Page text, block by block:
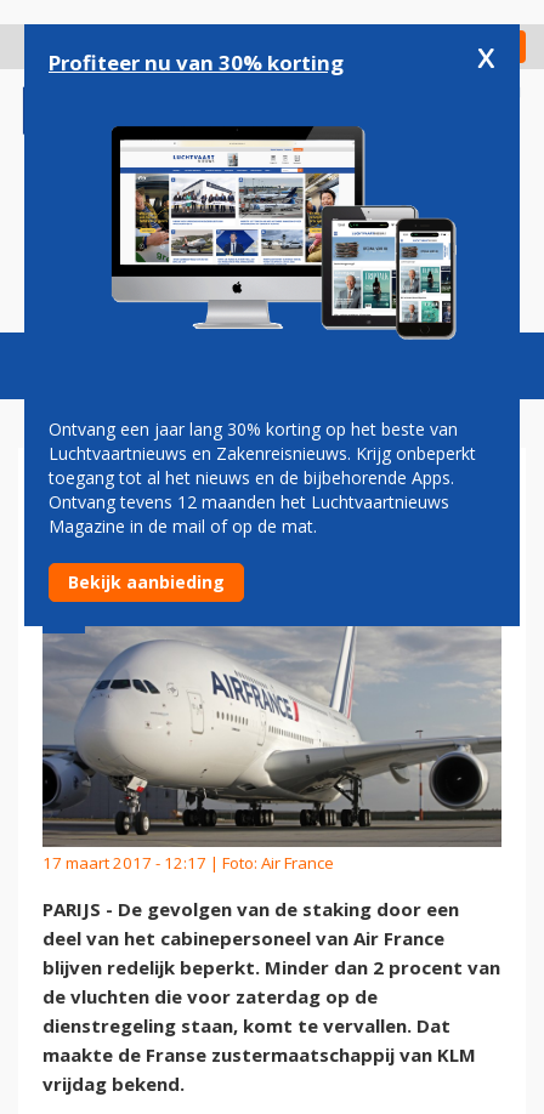
gaan
Check in
Magazine Podcasts Vacatures
STAKING AIR FRANCE TREFT
WEINIG VLUCHTEN
17 maart 2017 - 12:17 | Foto: Air France
PARIJS - De gevolgen van de staking door een
deel van het cabinepersoneel van Air France
blijven redelijk beperkt. Minder dan 2 procent van
de vluchten die voor zaterdag op de
dienstregeling staan, komt te vervallen. Dat
maakte de Franse zustermaatschappij van KLM
vrijdag bekend.
Profiteer nu van 30% korting x
Ontvang een jaar lang 30% korting op het beste van
Luchtvaartnieuws en Zakenreisnieuws. Krijg onbeperkt
toegang tot al het nieuws en de bijbehorende Apps.
Ontvang tevens 12 maanden het Luchtvaartnieuws
Magazine in de mail of op de mat.
Bekijk aanbieding